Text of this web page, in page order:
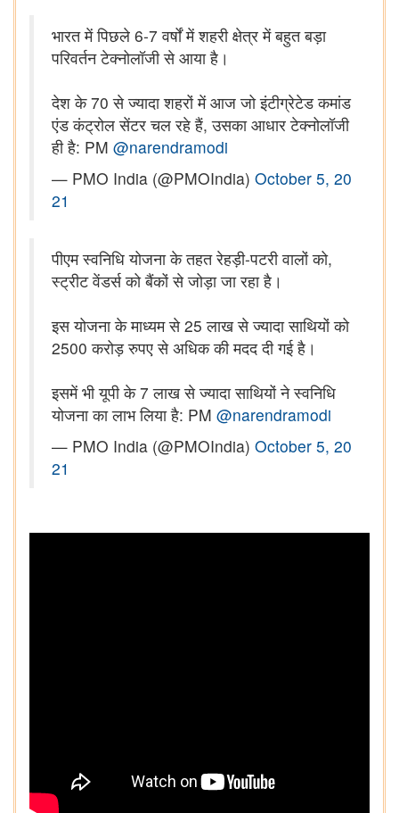
भारत में पिछले 6-7 वर्षों में शहरी क्षेत्र में बहुत बड़ा
परिवर्तन टेक्नोलॉजी से आया है।
देश के 70 से ज्यादा शहरों में आज जो इंटीग्रेटेड कमांड
एंड कंट्रोल सेंटर चल रहे हैं, उसका आधार टेक्नोलॉजी
ही है: PM @narendramodi
— PMO India (@PMOIndia) October 5, 20
21
पीएम स्वनिधि योजना के तहत रेहड़ी-पटरी वालों को,
स्ट्रीट वेंडर्स को बैंकों से जोड़ा जा रहा है।
इस योजना के माध्यम से 25 लाख से ज्यादा साथियों को
2500 करोड़ रुपए से अधिक की मदद दी गई है।
इसमें भी यूपी के 7 लाख से ज्यादा साथियों ने स्वनिधि
योजना का लाभ लिया है: PM @narendramodi
— PMO India (@PMOIndia) October 5, 20
21